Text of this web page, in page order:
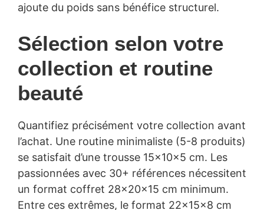
ajoute du poids sans bénéfice structurel.
Sélection selon votre
collection et routine
beauté
Quantifiez précisément votre collection avant
l’achat. Une routine minimaliste (5-8 produits)
se satisfait d’une trousse 15x10x5 cm. Les
passionnées avec 30+ références nécessitent
un format coffret 28x20x15 cm minimum.
Entre ces extrêmes, le format 22x15x8 cm